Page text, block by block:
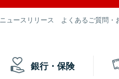
ニュースリリース よくあるご質問・
銀行・保険